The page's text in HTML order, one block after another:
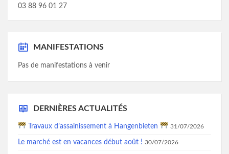
03 88 96 01 27
MANIFESTATIONS
Pas de manifestations à venir
DERNIÈRES ACTUALITÉS
Travaux d’assainissement à Hangenbieten 31/07/2026
Le marché est en vacances début août ! 30/07/2026